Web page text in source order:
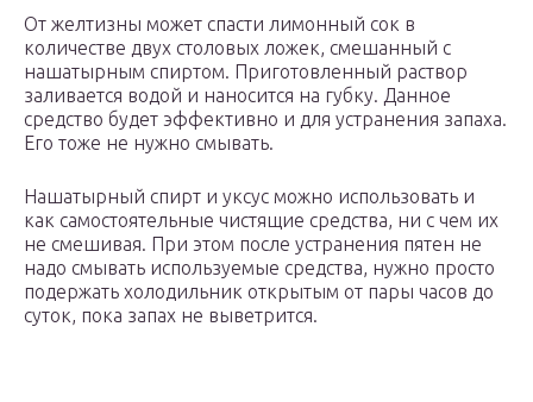
От желтизны может спасти лимонный сок в
количестве двух столовых ложек, смешанный с
нашатырным спиртом. Приготовленный раствор
заливается водой и наносится на губку. Данное
средство будет эффективно и для устранения запаха.
Его тоже не нужно смывать.
Нашатырный спирт и уксус можно использовать и
как самостоятельные чистящие средства, ни с чем их
не смешивая. При этом после устранения пятен не
надо смывать используемые средства, нужно просто
подержать холодильник открытым от пары часов до
суток, пока запах не выветрится.